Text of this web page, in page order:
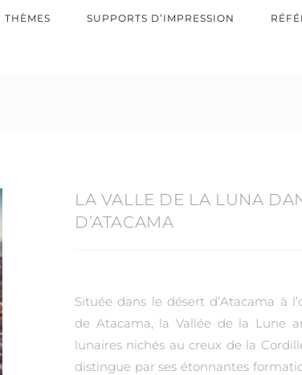
THÈMES SUPPORTS D’IMPRESSION
LA VALLE DE LA LUNA
D’ATACAMA
Située dans le désert d’Atacama à
de Atacama, la Vallée de la Lune
lunaires nichés au creux de la
distingue par ses étonnantes